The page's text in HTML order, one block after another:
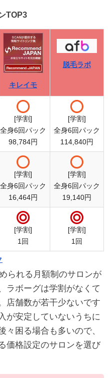
TOP3
キレイモ
脱毛ラボ
[学割]
全身6回パック
98,784円
[学割]
全身6回パック
114,840円
[学割]
全身6回パック
16,464円
[学割]
全身6回パック
19,140円
[学割]
1回
[学割]
1回
られる月額制のサロンが
ラボーグは学割がなくて
店舗数が若干少ないです
が安定していないうちに
々困る場合も多いので、
価格設定のサロンを選び